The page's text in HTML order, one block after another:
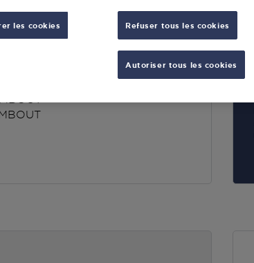
LE CAMBOUT
VRAC
les cookies Refuser tous les cookies
Autoriser tous les cookies